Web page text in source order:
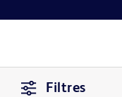
Filtres